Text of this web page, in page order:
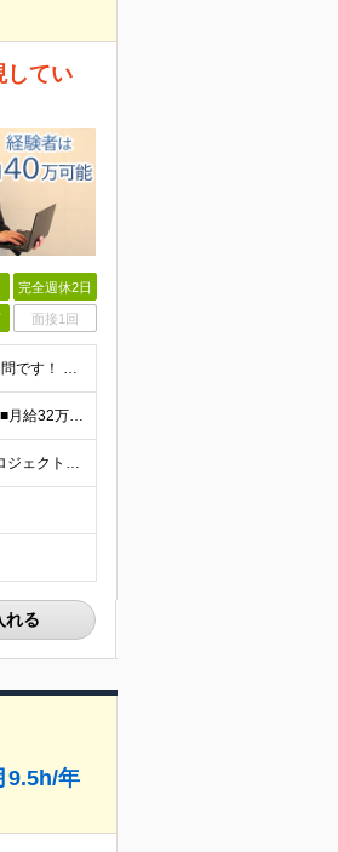
してい
完全週休2日
面接1回
＜必須条件＞ ■詳細設計・構築の実務経験がある方 ┗ネットワーク、サーバ等領域は不問です！ ●学歴不問 【こんな方にぴったり】 ・会社都合の強引なアサインに疲れてしまった方 ・自分らしいキャリアパス
◎前職の給与を最大限に考慮 ◎初年度の想定年収：400万円～！500万円スタートも可 ■月給32万～40万円＋賞与＋交通費全額支給 ※経験・スキルを考慮の上、決定します ※試用期間6ヶ月間あり（期
◎リモートワークもプロジェクト先により可能 ◎転居を伴う転勤なし 本社もしくはプロジェクト先にて勤務となります。 ※プロジェクト先は9割が東京23区内 ※その他東京市内や神奈川エリアで勤務いただく
れる
9.5h/年